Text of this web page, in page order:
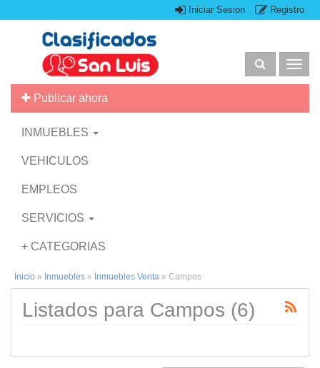
Iniciar Sesion Registro
Publicar ahora
INMUEBLES
VEHICULOS
EMPLEOS
SERVICIOS
+ CATEGORIAS
Inicio » Inmuebles » Inmuebles Venta » Campos
Listados para Campos (6)